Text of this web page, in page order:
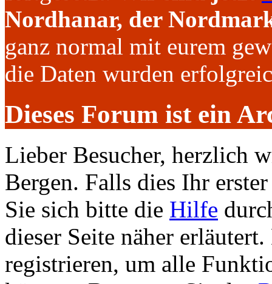
Nordhanar, der
ganz normal mit eurem
die Daten wurden
Dieses Forum ist ein
Lieber Besucher, herzlich
Bergen. Falls dies Ihr
Sie sich bitte die Hilfe
dieser Seite näher
registrieren, um alle